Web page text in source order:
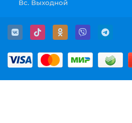
Вс. Выходной